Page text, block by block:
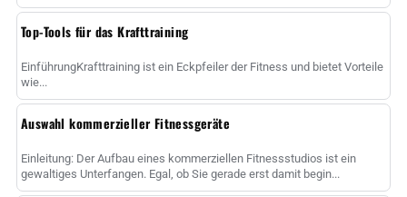
Top-Tools für das Krafttraining
EinführungKrafttraining ist ein Eckpfeiler der Fitness und bietet Vorteile
wie...
Auswahl kommerzieller Fitnessgeräte
Einleitung: Der Aufbau eines kommerziellen Fitnessstudios ist ein
gewaltiges Unterfangen. Egal, ob Sie gerade erst damit begin...